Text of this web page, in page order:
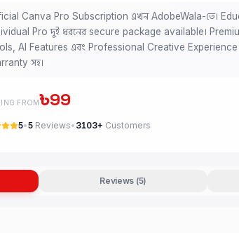
Canva Pro Subscription এখন AdobeWala-তে।
Pro দুই ধরনের secure package available।
AI Features এবং Professional Creative
সহ।
FROM৳99
5•5 Reviews• 3103+ Customers
Reviews (5)